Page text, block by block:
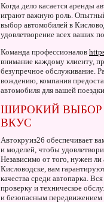
Когда дело касается аренды
играют важную роль.
выбор автомобилей в
удовлетворение всех ваших
Команда профессионалов
внимание каждому клиенту,
безупречное обслуживание.
вождению, компания
автомобиля для вашей
ШИРОКИЙ
ВКУС
Автокруиз26 обеспечивает
и моделей, чтобы
Независимо от того, нужен
Кисловодске, вам
качества среди автопарка.
проверку и техническое
и безопасным передвижением